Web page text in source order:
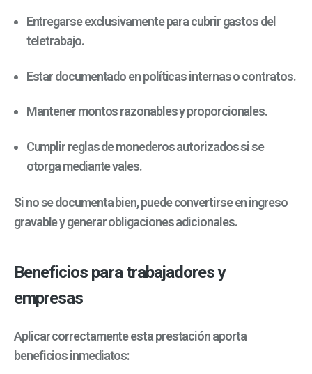
Entregarse exclusivamente para cubrir gastos del
teletrabajo.
Estar documentado en políticas internas o contratos.
Mantener montos razonables y proporcionales.
Cumplir reglas de monederos autorizados si se
otorga mediante vales.
Si no se documenta bien, puede convertirse en ingreso
gravable y generar obligaciones adicionales.
Beneficios para trabajadores y
empresas
Aplicar correctamente esta prestación aporta
beneficios inmediatos: